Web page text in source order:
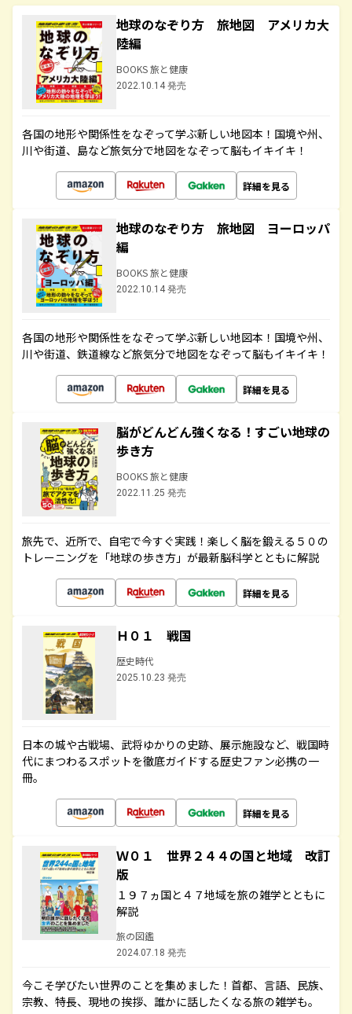
地球のなぞり方 旅地図 アメリカ大
陸編
BOOKS 旅と健康
2022.10.14 発売
各国の地形や関係性をなぞって学ぶ新しい地図本！国境や州、
川や街道、島など旅気分で地図をなぞって脳もイキイキ！
詳細を見る
地球のなぞり方 旅地図 ヨーロッパ
編
BOOKS 旅と健康
2022.10.14 発売
各国の地形や関係性をなぞって学ぶ新しい地図本！国境や州、
川や街道、鉄道線など旅気分で地図をなぞって脳もイキイキ！
詳細を見る
脳がどんどん強くなる！すごい地球の
歩き方
BOOKS 旅と健康
2022.11.25 発売
旅先で、近所で、自宅で今すぐ実践！楽しく脳を鍛える５０の
トレーニングを「地球の歩き方」が最新脳科学とともに解説
詳細を見る
Ｈ０１ 戦国
歴史時代
2025.10.23 発売
日本の城や古戦場、武将ゆかりの史跡、展示施設など、戦国時
代にまつわるスポットを徹底ガイドする歴史ファン必携の一
冊。
詳細を見る
Ｗ０１ 世界２４４の国と地域 改訂
版
１９７ヵ国と４７地域を旅の雑学とともに
解説
旅の図鑑
2024.07.18 発売
今こそ学びたい世界のことを集めました！首都、言語、民族、
宗教、特長、現地の挨拶、誰かに話したくなる旅の雑学も。